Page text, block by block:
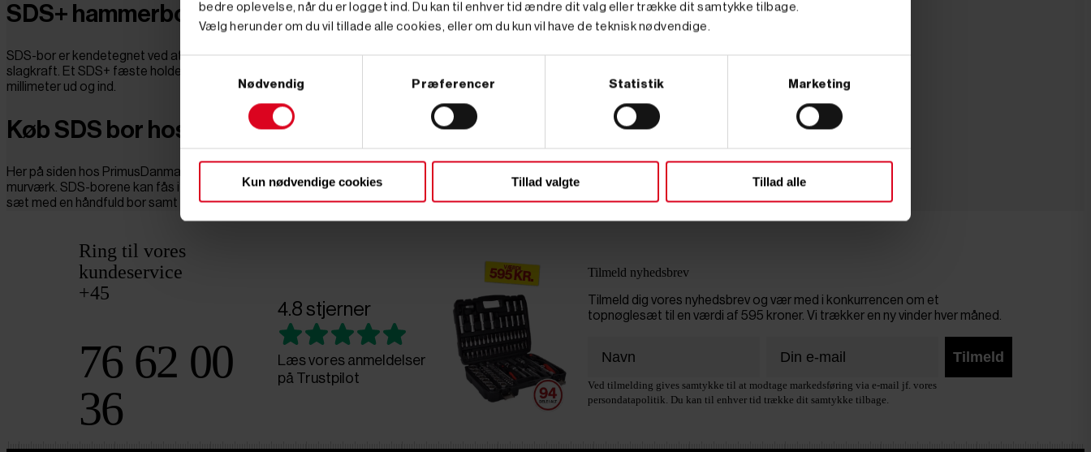
bedre oplevelse, når du er logget ind. Du kan til enhver tid ændre dit valg eller trække dit samtykke tilbage.
Vælg herunder om du vil tillade alle cookies, eller om du kun vil have de teknisk nødvendige.
Samtykkevalg
Nødvendig Præferencer Statistik Marketing
Kun nødvendige cookies Tillad valgte Tillad alle
SDS+ hammerbor
SDS-bor er kendetegnet ved at have et specielt fæste, der har den egenskab, at de opererer med slag, som gør det muligt at opnå maksimal
slagkraft. Et SDS+ fæste holder således godt fast om rillerne i borehammen, mens det på samme tid er muligt for boret at bevæge sig nogle
millimeter ud og ind.
Køb SDS bor hos PrimusDanmark
Her på siden hos PrimusDanmark har vi forskellige bord med SDS-fatning, som oftest bruges til boring i hårde materialer som beton og
murværk. SDS-borene kan fås i forskellige længder og diametre, så der med sikkerhed er et bor til enhver opgave. Borene kan både købes i små
sæt med en håndfuld bor samt i større sæt med bor og tilhørende mejsler.
Ring til vores
kundeservice
+45
76 62 00
36
4.8 stjerner
Læs vores anmeldelser
på Trustpilot
Tilmeld nyhedsbrev
Tilmeld dig vores nyhedsbrev og vær med i konkurrencen om et
topnøglesæt til en værdi af 595 kroner. Vi trækker en ny vinder hver måned.
Tilmeld
Ved tilmelding gives samtykke til at modtage markedsføring via e-mail jf. vores
persondatapolitik. Du kan til enhver tid trække dit samtykke tilbage.